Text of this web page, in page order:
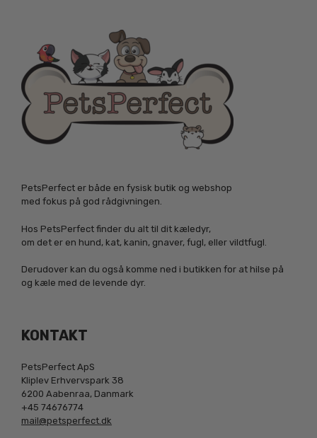
PetsPerfect er både en fysisk butik og webshop
med fokus på god rådgivningen.
Hos PetsPerfect finder du alt til dit kæledyr,
om det er en hund, kat, kanin, gnaver, fugl, eller vildtfugl.
Derudover kan du også komme ned i butikken for at hilse på
og kæle med de levende dyr.
KONTAKT
PetsPerfect ApS
Kliplev Erhvervspark 38
6200 Aabenraa, Danmark
+45 74676774
mail@petsperfect.dk